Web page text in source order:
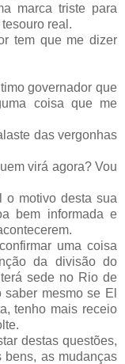
marca triste para
real.
tem que me dizer
governador que
coisa que me
das vergonhas
virá agora? Vou
o motivo desta sua
bem informada e
uma coisa
da divisão do
sede no Rio de
mesmo se El
tenho mais receio
destas questões,
as mudanças